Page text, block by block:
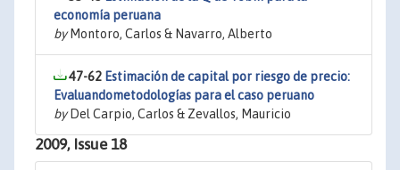
economía peruana
byMontoro, Carlos & Navarro, Alberto
47-62 Estimación de capital por riesgo de precio:
Evaluandometodologías para el caso peruano
byDel Carpio, Carlos & Zevallos, Mauricio
2009, Issue 18